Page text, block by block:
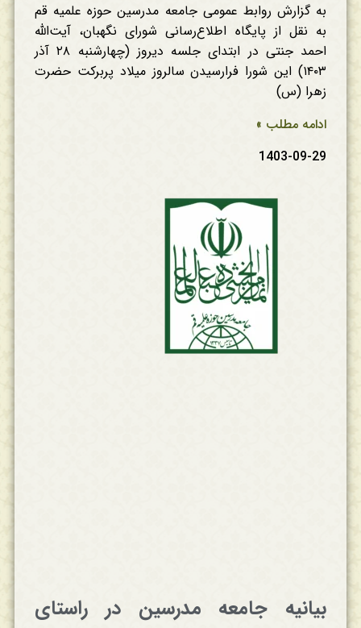
به گزارش روابط عمومی جامعه مدرسین حوزه علمیه قم
به نقل از پایگاه اطلاع‌رسانی شورای نگهبان، آیت‌الله
احمد جنتی در ابتدای جلسه دیروز (چهارشنبه ۲۸ آذر
۱۴۰۳) این شورا فرارسیدن سالروز میلاد پربرکت حضرت
زهرا (س)
ادامه مطلب »
1403-09-29
بیانیه جامعه مدرسین در راستای